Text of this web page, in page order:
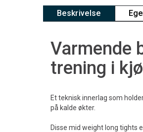
Beskrivelse
Varmende
trening i
Et teknisk innerlag som
på kalde økter.
Disse mid weight long tights